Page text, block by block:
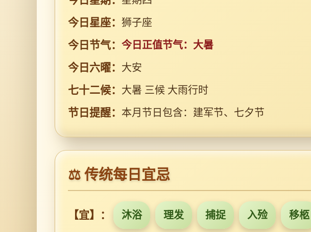
今日星座： 狮子座
今日节气： 今日正值节气：大暑
今日六曜： 大安
七十二候： 大暑 三候 大雨行时
节日提醒： 本月节日包含：建军节、七夕节
⚖️ 传统每日宜忌
【宜】： 沐浴 理发 捕捉 入殓 移柩